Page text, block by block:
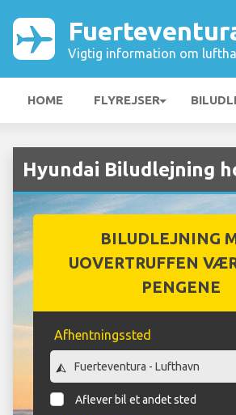
Vigtig information om
HOME FLYREJSER
Hyundai Biludlejning
BILUDLEJNING
UOVERTRUFFEN
PENGENE
Afhentningssted
Aflever bil et andet sted